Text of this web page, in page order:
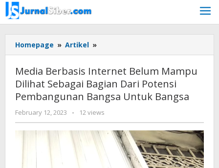
Skip
to
content
Homepage » Artikel »
Berbasis
Belum
Mampu
Dilihat
Sebagai
Bagian
Dari
Potensi
Pembangunan
Bangsa
Media Berbasis Internet Belum Mampu
Dilihat Sebagai Bagian Dari Potensi
Pembangunan Bangsa Untuk Bangsa
February 12, 2023
by
Jurnalsiber
- 12 views